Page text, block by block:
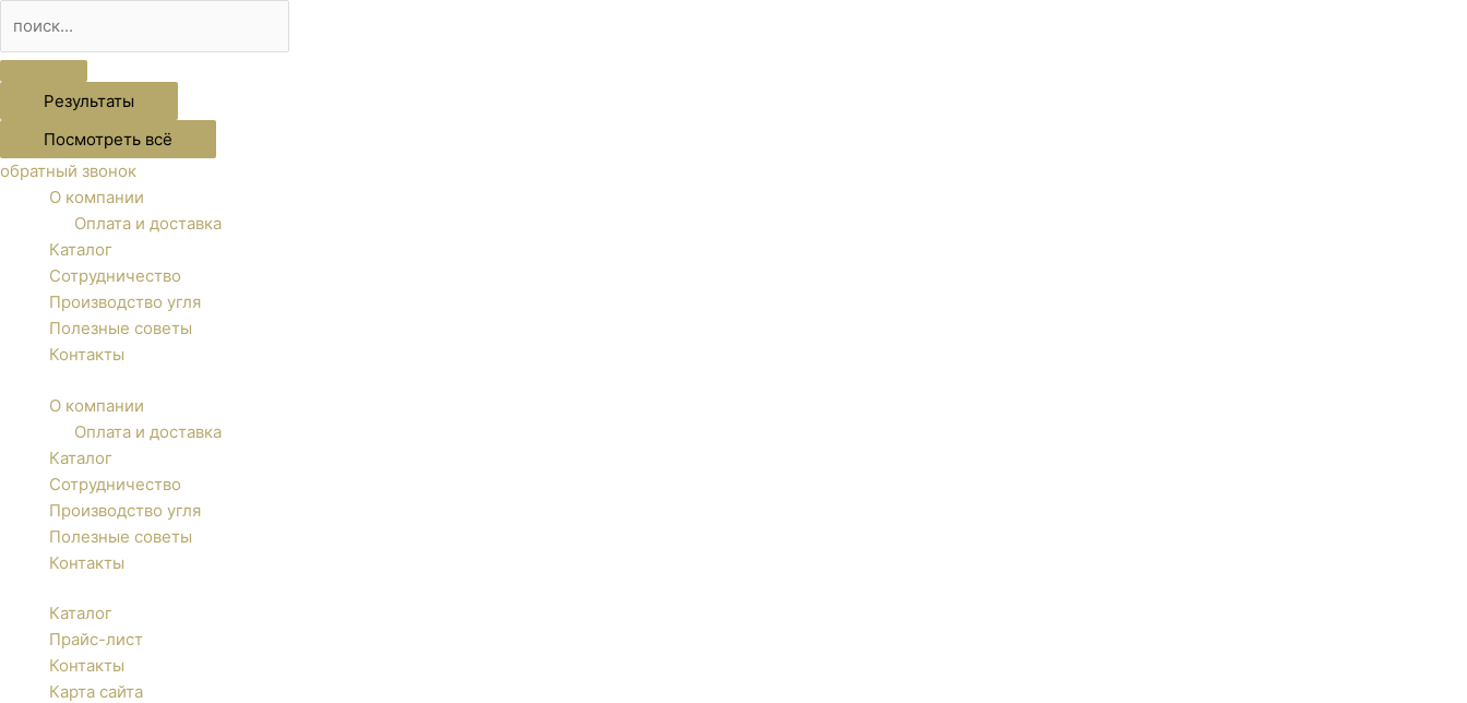
Результаты
Посмотреть всё
обратный звонок
О компании
Оплата и доставка
Каталог
Сотрудничество
Производство угля
Полезные советы
Контакты
О компании
Оплата и доставка
Каталог
Сотрудничество
Производство угля
Полезные советы
Контакты
Каталог
Прайс-лист
Контакты
Карта сайта